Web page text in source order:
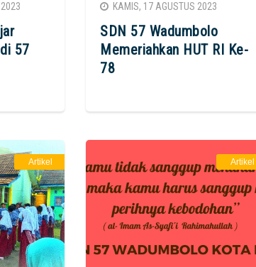
57
KAMIS, 17 AGUSTUS 2023
SDN 57 Wadumbolo
Memeriahkan HUT RI Ke-
78
Artikel Artikel